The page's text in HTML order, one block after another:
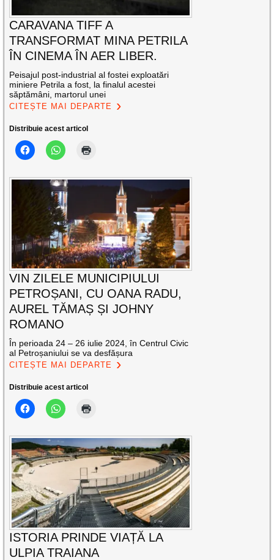
CARAVANA TIFF A
TRANSFORMAT MINA PETRILA
ÎN CINEMA ÎN AER LIBER.
Peisajul post-industrial al fostei exploatări
miniere Petrila a fost, la finalul acestei
săptămâni, martorul unei
CITEȘTE MAI DEPARTE
Distribuie acest articol
VIN ZILELE MUNICIPIULUI
PETROȘANI, CU OANA RADU,
AUREL TĂMAȘ ȘI JOHNY
ROMANO
În perioada 24 – 26 iulie 2024, în Centrul Civic
al Petroșaniului se va desfășura
CITEȘTE MAI DEPARTE
Distribuie acest articol
ISTORIA PRINDE VIAȚĂ LA
ULPIA TRAIANA